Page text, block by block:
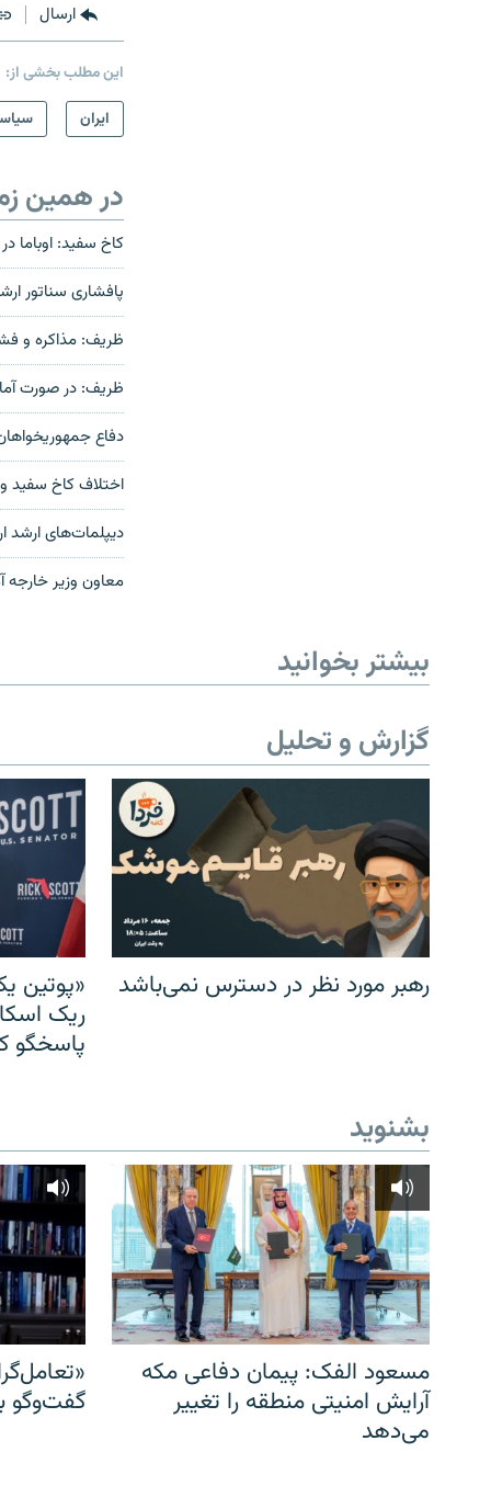
ارسال
این مطلب بخشی از:
ايران
در همین
کاخ سفید: اوباما
پافشاری سناتور
ظریف: مذاکره و
ظریف: در صورت
دفاع
اختلاف کاخ سفید و
دیپلمات‌های ارشد
معاون وزیر خارجه
بیشتر بخوانید
گزارش و تحلیل
رهبر مورد نظر در دسترس نمی‌باشد
«پوتین
ریک
پاسخگو
بشنوید
مسعود الفک: پیمان دفاعی مکه
آرایش امنیتی منطقه را تغییر
می‌دهد
گفت‌وگو